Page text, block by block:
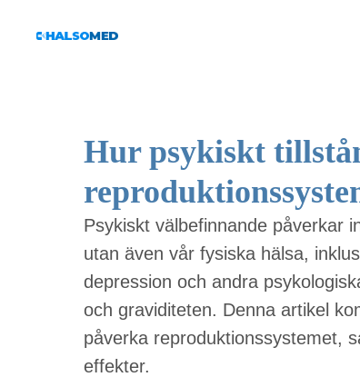
Hur psykiskt
Psykiskt välbefinnande påverkar
utan även vår fysiska hälsa,
depression och andra
och graviditeten. Denna artikel
påverka reproduktionssystemet,
effekter.